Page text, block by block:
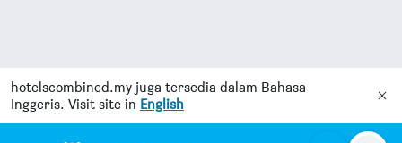
hotelscombined.my juga tersedia dalam Bahasa
Inggeris. Visit site in English